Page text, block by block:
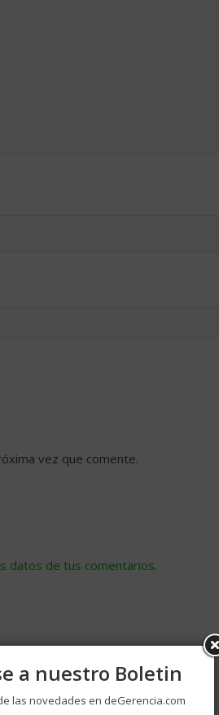
vez que comente.
datos de tus comentarios.
a nuestro Boletin
las novedades en deGerencia.com